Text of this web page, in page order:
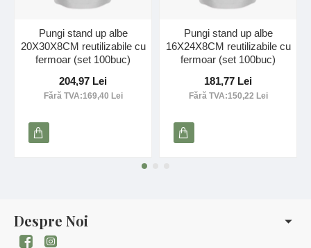
Pungi stand up albe
20X30X8CM reutilizabile cu
fermoar (set 100buc)
204,97 Lei
Fără TVA:169,40 Lei
Pungi stand up albe
16X24X8CM reutilizabile cu
fermoar (set 100buc)
181,77 Lei
Fără TVA:150,22 Lei
Despre Noi